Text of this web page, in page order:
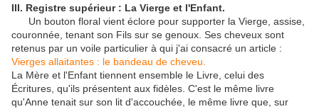
III. Registre supérieur : La Vierge et l'Enfant.
Un bouton floral vient éclore pour supporter la Vierge, assise,
couronnée, tenant son Fils sur se genoux. Ses cheveux sont
retenus par un voile particulier à qui j'ai consacré un article :
Vierges allaitantes : le bandeau de cheveu.
La Mère et l'Enfant tiennent ensemble le Livre, celui des
Écritures, qu'ils présentent aux fidèles. C'est le même livre
qu'Anne tenait sur son lit d'accouchée, le même livre que, sur